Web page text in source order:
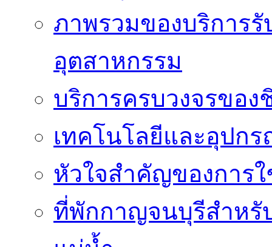
ภาพรวมของบริการ
อุตสาหกรรม
บริการครบวงจรขอ
เทคโนโลยีและอุปก
หัวใจสำคัญของการ
ที่พักกาญจนบุรีสำหรั